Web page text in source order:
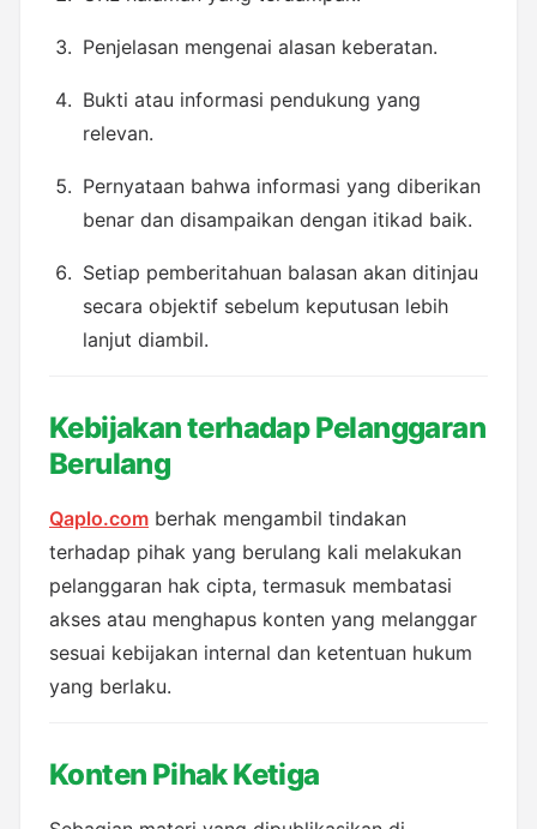
Penjelasan mengenai alasan keberatan.
Bukti atau informasi pendukung yang
relevan.
Pernyataan bahwa informasi yang diberikan
benar dan disampaikan dengan itikad baik.
Setiap pemberitahuan balasan akan ditinjau
secara objektif sebelum keputusan lebih
lanjut diambil.
Kebijakan terhadap Pelanggaran
Berulang
Qaplo.com berhak mengambil tindakan
terhadap pihak yang berulang kali melakukan
pelanggaran hak cipta, termasuk membatasi
akses atau menghapus konten yang melanggar
sesuai kebijakan internal dan ketentuan hukum
yang berlaku.
Konten Pihak Ketiga